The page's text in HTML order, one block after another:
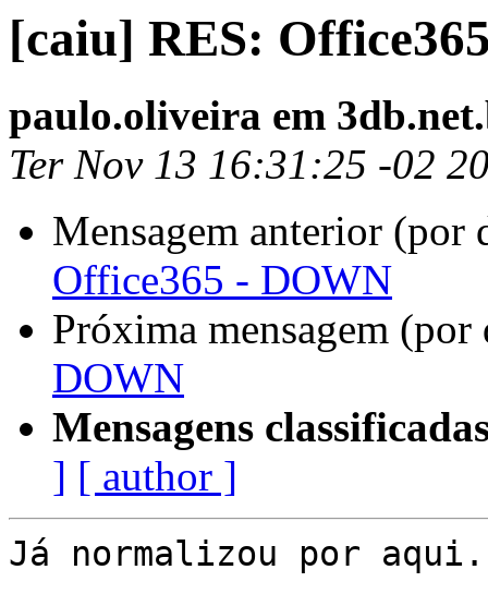
[caiu] RES:
paulo.oliveira em
Ter Nov 13 16:31:25 -02
Mensagem anterior (por
Office365 - DOWN
Próxima mensagem
DOWN
Mensagens
] [ author ]
Já normalizou por aqui.